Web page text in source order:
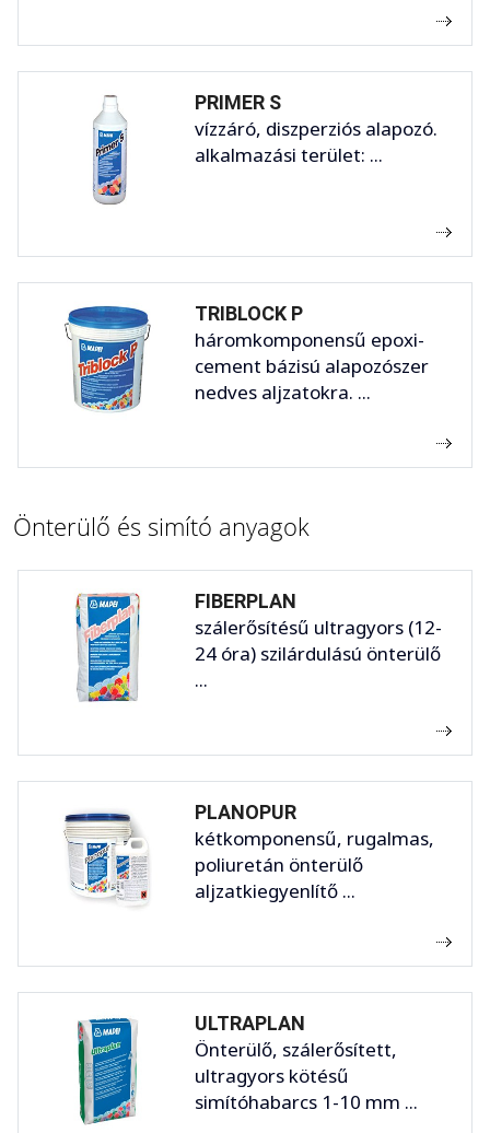
PRIMER S
vízzáró, diszperziós alapozó.
alkalmazási terület: ...
TRIBLOCK P
háromkomponensű epoxi-
cement bázisú alapozószer
nedves aljzatokra. ...
Önterülő és simító anyagok
FIBERPLAN
szálerősítésű ultragyors (12-
24 óra) szilárdulású önterülő
...
PLANOPUR
kétkomponensű, rugalmas,
poliuretán önterülő
aljzatkiegyenlítő ...
ULTRAPLAN
Önterülő, szálerősített,
ultragyors kötésű
simítóhabarcs 1-10 mm ...